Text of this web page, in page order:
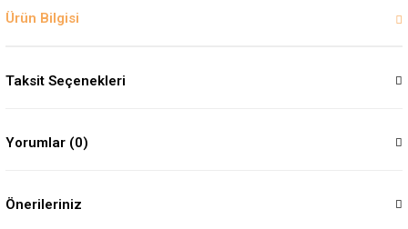
Ürün Bilgisi
Taksit Seçenekleri
Yorumlar (0)
Önerileriniz